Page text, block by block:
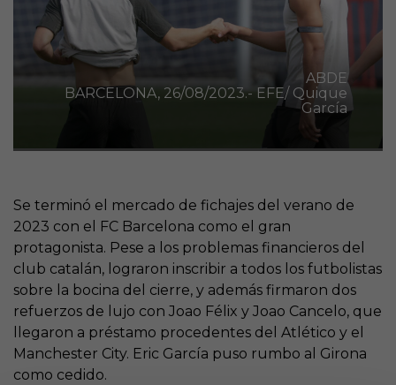
ABDE
BARCELONA, 26/08/2023.- EFE/ Quique
García
Se terminó el mercado de fichajes del verano de
2023 con el FC Barcelona como el gran
protagonista. Pese a los problemas financieros del
club catalán, lograron inscribir a todos los futbolistas
sobre la bocina del cierre, y además firmaron dos
refuerzos de lujo con Joao Félix y Joao Cancelo, que
llegaron a préstamo procedentes del Atlético y el
Manchester City. Eric García puso rumbo al Girona
como cedido.